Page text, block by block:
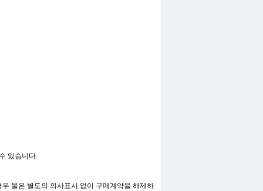
있습니다.
몰은 별도의 의사표시 없이 구매계약을 해제하